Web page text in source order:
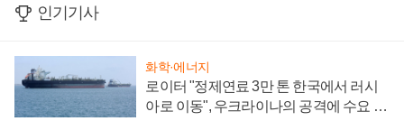
인기기사
화학·에너지
로이터 "정제연료 3만 톤 한국에서 러시
아로 이동", 우크라이나의 공격에 수요 늘